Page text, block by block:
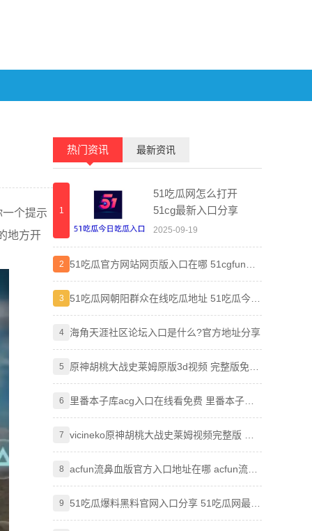
个提示
地方开
热门资讯 最新资讯
1
51吃瓜网怎么打开
51cg最新入口分享
2025-09-19
2
51吃瓜官方网站网页版入口在哪 51cgfun朝
阳热心群众入口分享
3
51吃瓜网朝阳群众在线吃瓜地址 51吃瓜今日
吃瓜必吃最新2024入口分享
4 海角天涯社区论坛入口是什么?官方地址分享
5
原神胡桃大战史莱姆原版3d视频 完整版免费
观看地址分享
6
里番本子库acg入口在线看免费 里番本子库
绅士acg官方地址分享
7
vicineko原神胡桃大战史莱姆视频完整版 原
神大战史莱姆系列未删减
8
acfun流鼻血版官方入口地址在哪 acfun流鼻
血版入口地址分享
9
51吃瓜爆料黑料官网入口分享 51吃瓜网最新
地址大全